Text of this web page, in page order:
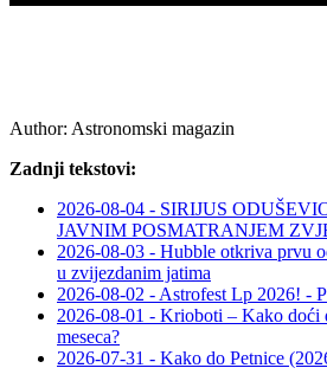
Author: Astronomski magazin
Zadnji tekstovi:
2026-08-04 - SIRIJUS
JAVNIM POSMATRANJEM
2026-08-03 - Hubble otkriva prvu
u zvijezdanim jatima
2026-08-02 - Astrofest Lp 2026! -
2026-08-01 - Krioboti – Kako doći
meseca?
2026-07-31 - Kako do Petnice